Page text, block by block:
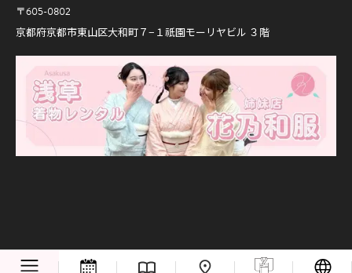
〒605-0802
京都府京都市東山区大和町７−１祇園モーリヤビル ３階